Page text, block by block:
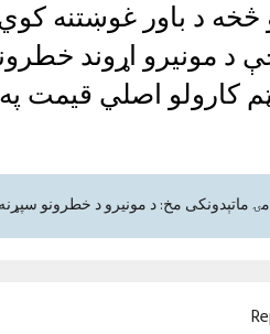
د باور غوښتنه کوي،
اړوند خطرونه
کارولو اصلي قیمت